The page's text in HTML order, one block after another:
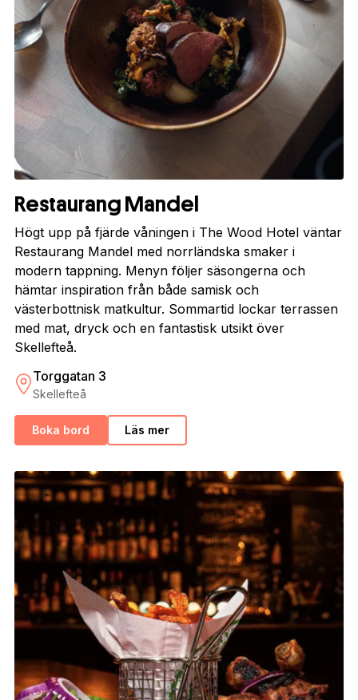
Restaurang Mandel
Högt upp på fjärde våningen i The Wood Hotel väntar
Restaurang Mandel med norrländska smaker i
modern tappning. Menyn följer säsongerna och
hämtar inspiration från både samisk och
västerbottnisk matkultur. Sommartid lockar terrassen
med mat, dryck och en fantastisk utsikt över
Skellefteå.
Torggatan 3
Skellefteå
Boka bord Läs mer